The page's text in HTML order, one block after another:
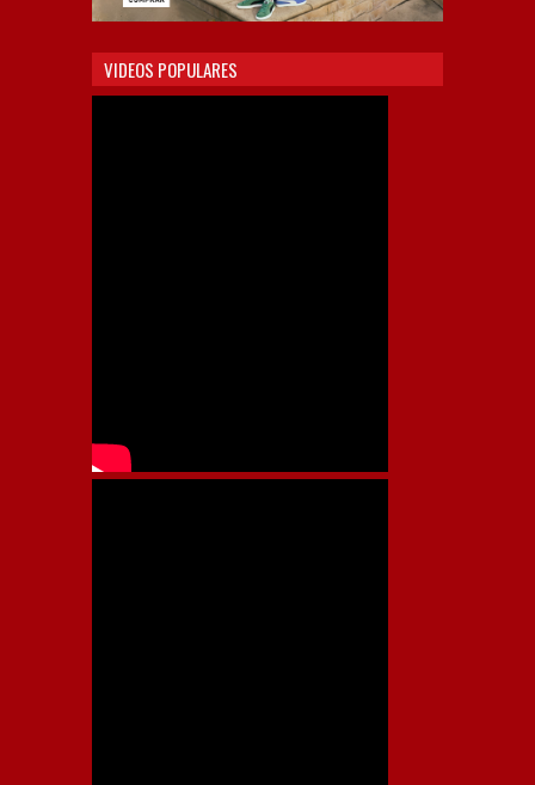
VIDEOS POPULARES